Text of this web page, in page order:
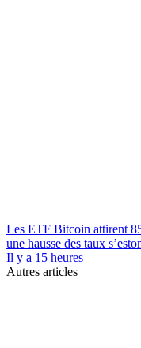
Les ETF Bitcoin attirent
une hausse des taux
Il y a 15 heures
Autres articles